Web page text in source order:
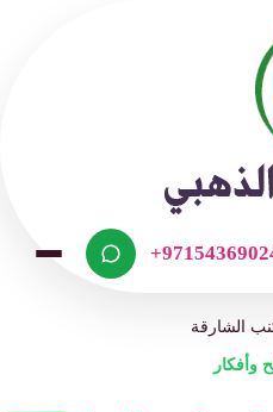
الشارقة
وأفكار